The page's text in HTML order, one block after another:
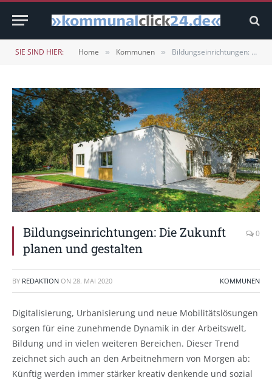
SIE SIND HIER: Home » Kommunen » Bildungseinrichtungen: Die Zukunft planen und gestalten
Bildungseinrichtungen: Die Zukunft
planen und gestalten
0
BY REDAKTION ON 28. MAI 2020 KOMMUNEN
Digitalisierung, Urbanisierung und neue Mobilitätslösungen
sorgen für eine zunehmende Dynamik in der Arbeitswelt,
Bildung und in vielen weiteren Bereichen. Dieser Trend
zeichnet sich auch an den Arbeitnehmern von Morgen ab:
Künftig werden immer stärker kreativ denkende und sozial